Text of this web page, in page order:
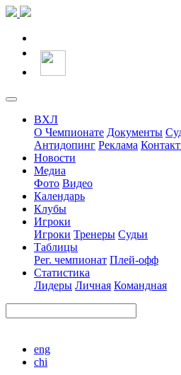
ВХЛ
О Чемпионате Документы
Антидопинг Реклама
Новости
Медиа
Фото Видео
Календарь
Клубы
Игроки
Игроки Тренеры Судьи
Таблицы
Рег. чемпионат Плей-офф
Статистика
Лидеры Личная Командная
eng
chi